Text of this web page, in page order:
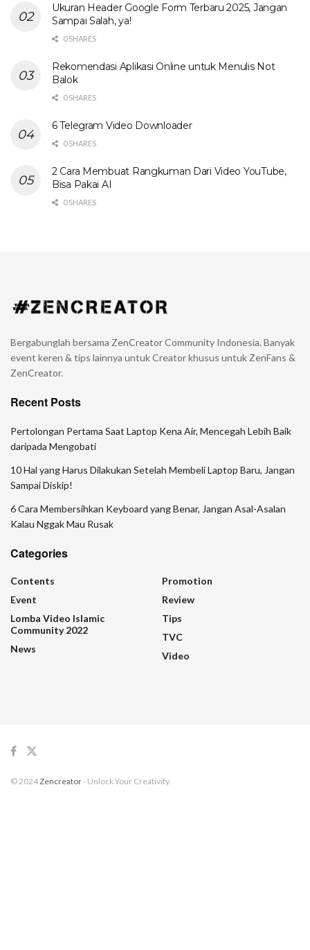
Ukuran Header Google Form Terbaru 2025, Jangan
Sampai Salah, ya!
0 SHARES
Rekomendasi Aplikasi Online untuk Menulis Not
Balok
0 SHARES
6 Telegram Video Downloader
0 SHARES
2 Cara Membuat Rangkuman Dari Video YouTube,
Bisa Pakai AI
0 SHARES
Bergabunglah bersama ZenCreator Community Indonesia. Banyak
event keren & tips lainnya untuk Creator khusus untuk ZenFans &
ZenCreator.
Recent Posts
Pertolongan Pertama Saat Laptop Kena Air, Mencegah Lebih Baik
daripada Mengobati
10 Hal yang Harus Dilakukan Setelah Membeli Laptop Baru, Jangan
Sampai Diskip!
6 Cara Membersihkan Keyboard yang Benar, Jangan Asal-Asalan
Kalau Nggak Mau Rusak
Categories
Contents
Event
Lomba Video Islamic
Community 2022
News
Promotion
Review
Tips
TVC
Video
© 2024Zencreator- Unlock Your Creativity.